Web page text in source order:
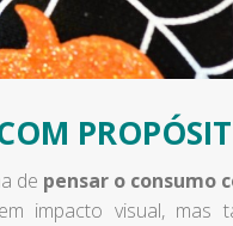
de pensar o consumo
impacto visual, mas